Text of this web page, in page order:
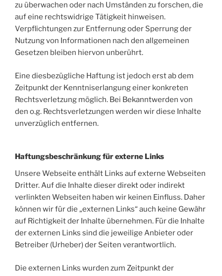
zu überwachen oder nach Umständen zu forschen, die
auf eine rechtswidrige Tätigkeit hinweisen.
Verpflichtungen zur Entfernung oder Sperrung der
Nutzung von Informationen nach den allgemeinen
Gesetzen bleiben hiervon unberührt.
Eine diesbezügliche Haftung ist jedoch erst ab dem
Zeitpunkt der Kenntniserlangung einer konkreten
Rechtsverletzung möglich. Bei Bekanntwerden von
den o.g. Rechtsverletzungen werden wir diese Inhalte
unverzüglich entfernen.
Haftungsbeschränkung für externe Links
Unsere Webseite enthält Links auf externe Webseiten
Dritter. Auf die Inhalte dieser direkt oder indirekt
verlinkten Webseiten haben wir keinen Einfluss. Daher
können wir für die „externen Links“ auch keine Gewähr
auf Richtigkeit der Inhalte übernehmen. Für die Inhalte
der externen Links sind die jeweilige Anbieter oder
Betreiber (Urheber) der Seiten verantwortlich.
Die externen Links wurden zum Zeitpunkt der